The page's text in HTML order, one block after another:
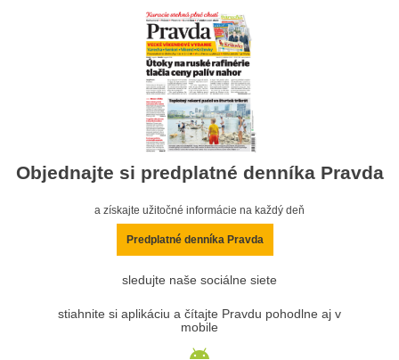
Objednajte si predplatné denníka Pravda
a získajte užitočné informácie na každý deň
Predplatné denníka Pravda
sledujte naše sociálne siete
stiahnite si aplikáciu a čítajte Pravdu pohodlne aj v
mobile